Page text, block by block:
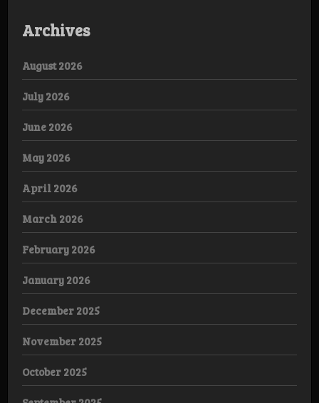
Archives
August 2026
July 2026
June 2026
May 2026
April 2026
March 2026
February 2026
January 2026
December 2025
November 2025
October 2025